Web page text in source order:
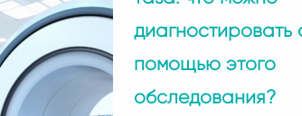
диагностировать
помощью этого
обследования?